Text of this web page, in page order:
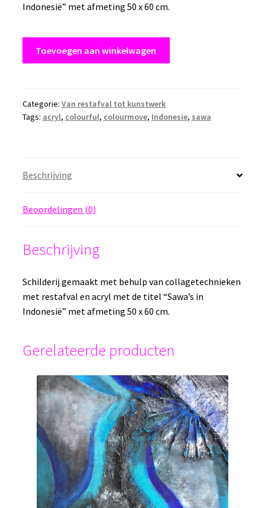
Indonesië” met afmeting 50 x 60 cm.
Indonesië”
afmeting
cm
en
Toevoegen aan winkelwagen
Categorie: Van restafval tot kunstwerk
Tags: acryl, colourful, colourmove, Indonesie, sawa
Beschrijving
Beoordelingen (0)
Beschrijving
Schilderij gemaakt met behulp van collagetechnieken
met restafval en acryl met de titel “Sawa’s in
Indonesië” met afmeting 50 x 60 cm.
Gerelateerde producten